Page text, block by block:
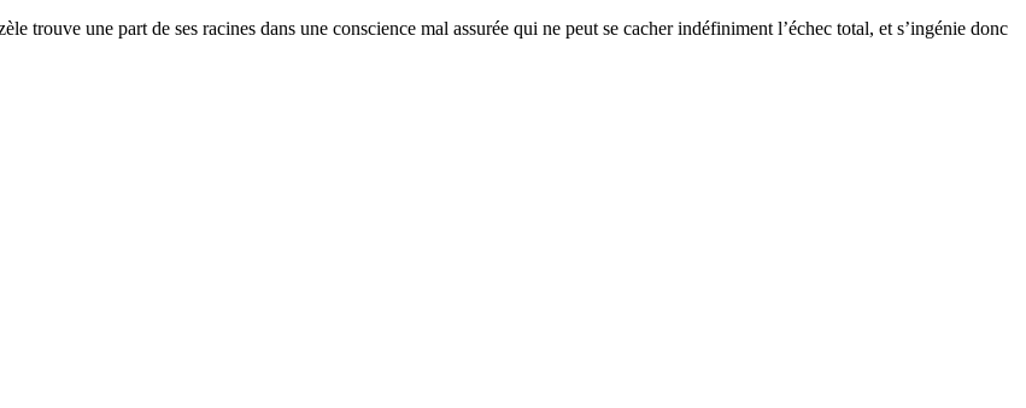
trouve une part de ses racines dans une conscience mal assurée qui ne peut se cacher indéfiniment l’échec total, et s’ingénie donc